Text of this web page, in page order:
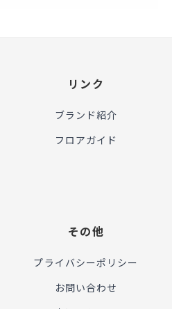
リンク
ブランド紹介
フロアガイド
その他
プライバシーポリシー
お問い合わせ